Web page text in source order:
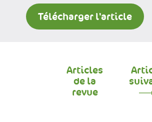
Télécharger l'article
Articles
de la
revue